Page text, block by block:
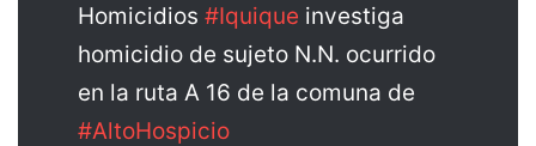
Homicidios #Iquique investiga
homicidio de sujeto N.N. ocurrido
en la ruta A 16 de la comuna de
#AltoHospicio